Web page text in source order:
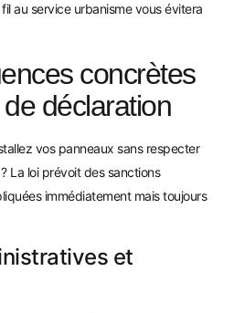
au service urbanisme vous évitera
concrètes
de déclaration
vos panneaux sans respecter
La loi prévoit des sanctions
immédiatement mais toujours
et